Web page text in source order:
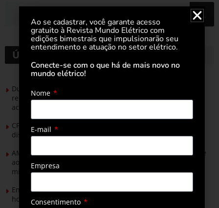
Últimas notícias
Durante esforço concentrado do Congresso, setor de
renováveis apresenta no Senado Federal pautas para
acelerar transição energética
CPFL Energia e TIM se unem para criar a rede de
distribuição do futuro com tecnologia privativa
AMIG Brasil convida pré-candidatos ao Governo de Minas e
ao Senado para discutir propostas para os municípios
mineradores e afetados
Energia solar permitirá ampliar em 25% a produção de
hortaliças em projeto social no Tocantins
Ao se cadastrar, você garante acesso
gratuito à Revista Mundo Elétrico com
edições bimestrais que impulsionarão seu
entendimento e atuação no setor elétrico.
Conecte-se com o que há de mais novo no
mundo elétrico!
Nome
E-mail
Empresa
Consentimento